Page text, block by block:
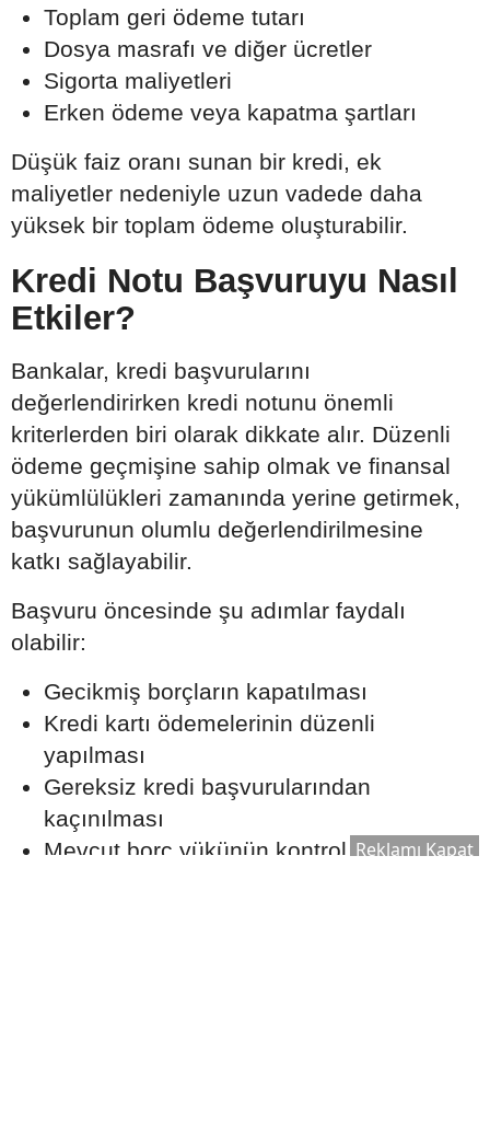
Toplam geri ödeme tutarı
Dosya masrafı ve diğer ücretler
Sigorta maliyetleri
Erken ödeme veya kapatma şartları
Düşük faiz oranı sunan bir kredi, ek
maliyetler nedeniyle uzun vadede daha
yüksek bir toplam ödeme oluşturabilir.
Kredi Notu Başvuruyu Nasıl
Etkiler?
Bankalar, kredi başvurularını
değerlendirirken kredi notunu önemli
kriterlerden biri olarak dikkate alır. Düzenli
ödeme geçmişine sahip olmak ve finansal
yükümlülükleri zamanında yerine getirmek,
başvurunun olumlu değerlendirilmesine
katkı sağlayabilir.
Başvuru öncesinde şu adımlar faydalı
olabilir:
Gecikmiş borçların kapatılması
Kredi kartı ödemelerinin düzenli
yapılması
Gereksiz kredi başvurularından
kaçınılması
Mevcut borç yükünün kontrol altında
Reklamı Kapat